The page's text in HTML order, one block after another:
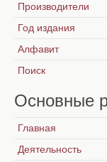
Производители
Год издания
Алфавит
Поиск
Основные
Главная
Деятельность